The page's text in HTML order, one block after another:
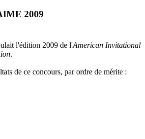
2009
l'édition 2009 de l'American Invitational
.
de ce concours, par ordre de mérite :